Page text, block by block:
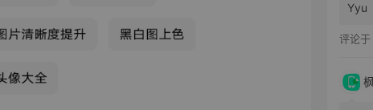
Yyu
评论于